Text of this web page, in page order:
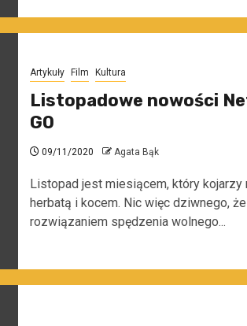
Artykuły Film Kultura
Listopadowe nowości
GO
09/11/2020 Agata Bąk
Listopad jest miesiącem, który kojarzy
herbatą i kocem. Nic więc dziwnego,
rozwiązaniem spędzenia wolnego...